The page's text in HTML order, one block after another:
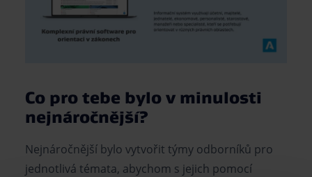
Co pro tebe bylo v minulosti
nejnáročnější?
Nejnáročnější bylo vytvořit týmy odborníků pro
jednotlivá témata, abychom s jejich pomocí